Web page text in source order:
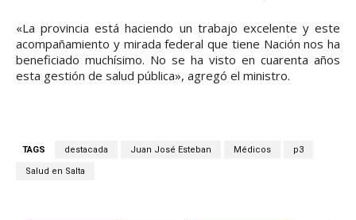
«La provincia está haciendo un trabajo excelente y este
acompañamiento y mirada federal que tiene Nación nos ha
beneficiado muchísimo. No se ha visto en cuarenta años
esta gestión de salud pública», agregó el ministro.
TAGS destacada Juan José Esteban Médicos p3
Salud en Salta